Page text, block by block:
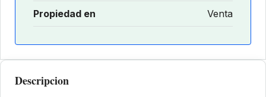
Propiedad en Venta
Descripcion